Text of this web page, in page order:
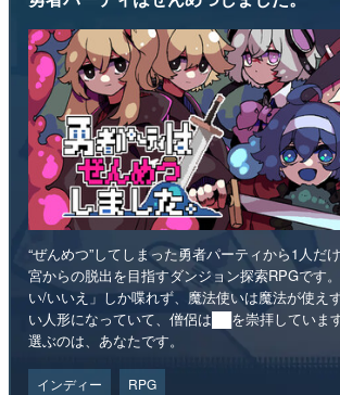
“ぜんめつ”してしまった勇者パーティから1人だ
宮からの脱出を目指すダンジョン探索RPGです
い/いいえ」しか喋れず、魔法使いは魔法が使え
い人形になっていて、僧侶は██を崇拝していま
選ぶのは、あなたです。
インディー RPG